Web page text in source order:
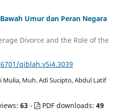
Umur dan Peran Negara
Divorce and the Role of the
qiblah.v5i4.3039
Mulia, Muh. Adi Sucipto, Abdul Latif
63 - PDF downloads:49